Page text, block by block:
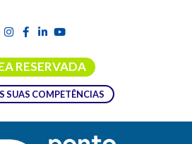
RESERVADA
SUAS COMPETÊNCIAS